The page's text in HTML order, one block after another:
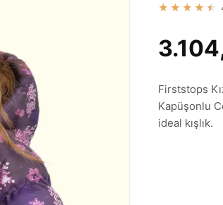
★★★★★
Firststops
Kapüşonlu
ideal kışlık.